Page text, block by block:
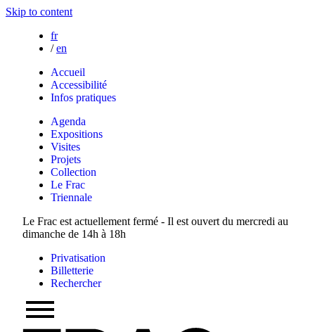
Skip to content
fr
/ en
Accueil
Accessibilité
Infos pratiques
Agenda
Expositions
Visites
Projets
Collection
Le Frac
Triennale
Le Frac est actuellement fermé - Il est ouvert du mercredi au
dimanche de 14h à 18h
Privatisation
Billetterie
Rechercher